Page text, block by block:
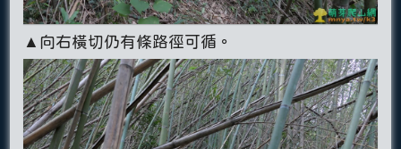
▲向右橫切仍有條路徑可循。